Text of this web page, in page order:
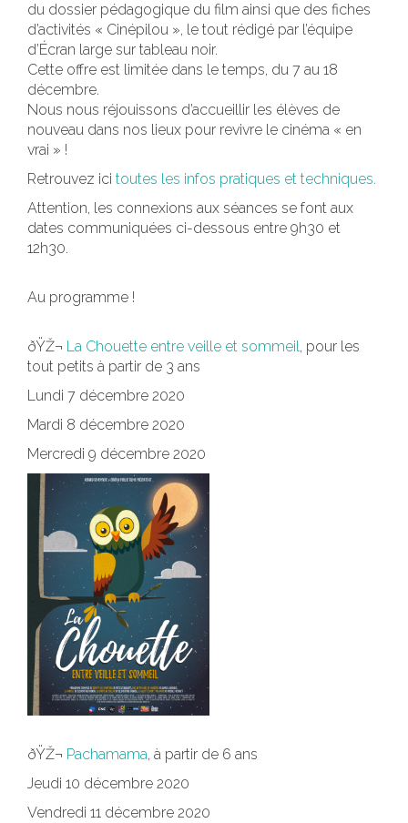
du dossier pédagogique du film ainsi que des fiches
d’activités « Cinépilou », le tout rédigé par l’équipe
d’Écran large sur tableau noir.
Cette offre est limitée dans le temps, du 7 au 18
décembre.
Nous nous réjouissons d’accueillir les élèves de
nouveau dans nos lieux pour revivre le cinéma « en
vrai » !
Retrouvez ici toutes les infos pratiques et techniques.
Attention, les connexions aux séances se font aux
dates communiquées ci-dessous entre 9h30 et
12h30.
Au programme !
ðŸŽ¬ La Chouette entre veille et sommeil, pour les
tout petits à partir de 3 ans
Lundi 7 décembre 2020
Mardi 8 décembre 2020
Mercredi 9 décembre 2020
ðŸŽ¬ Pachamama, à partir de 6 ans
Jeudi 10 décembre 2020
Vendredi 11 décembre 2020